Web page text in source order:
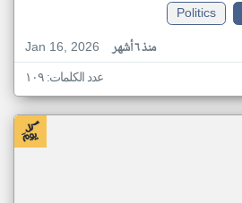
Politics
Jan 16, 2026
منذ ٦ أشهر
عدد الكلمات: ١٠٩